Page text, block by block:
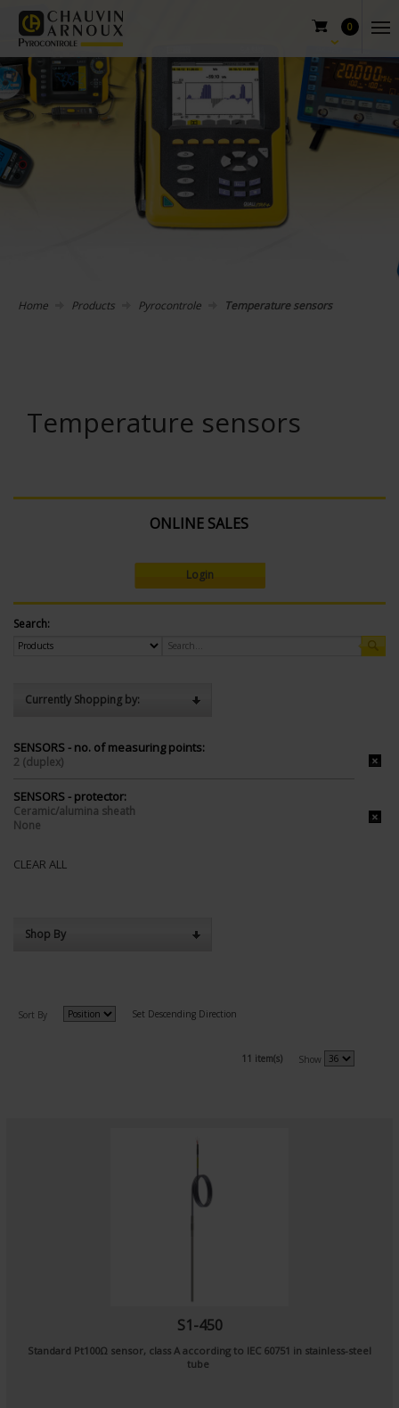
0
Home Products Pyrocontrole Temperature sensors
Temperature sensors
ONLINE SALES
Login
Search:
Currently Shopping by:
SENSORS - no. of measuring points:
2 (duplex)
SENSORS - protector:
Ceramic/alumina sheath
None
CLEAR ALL
Shop By
Sort By Set Descending Direction
11 item(s) Show
S1-450
Standard Pt100Ω sensor, class A according to IEC 60751 in stainless-steel
tube